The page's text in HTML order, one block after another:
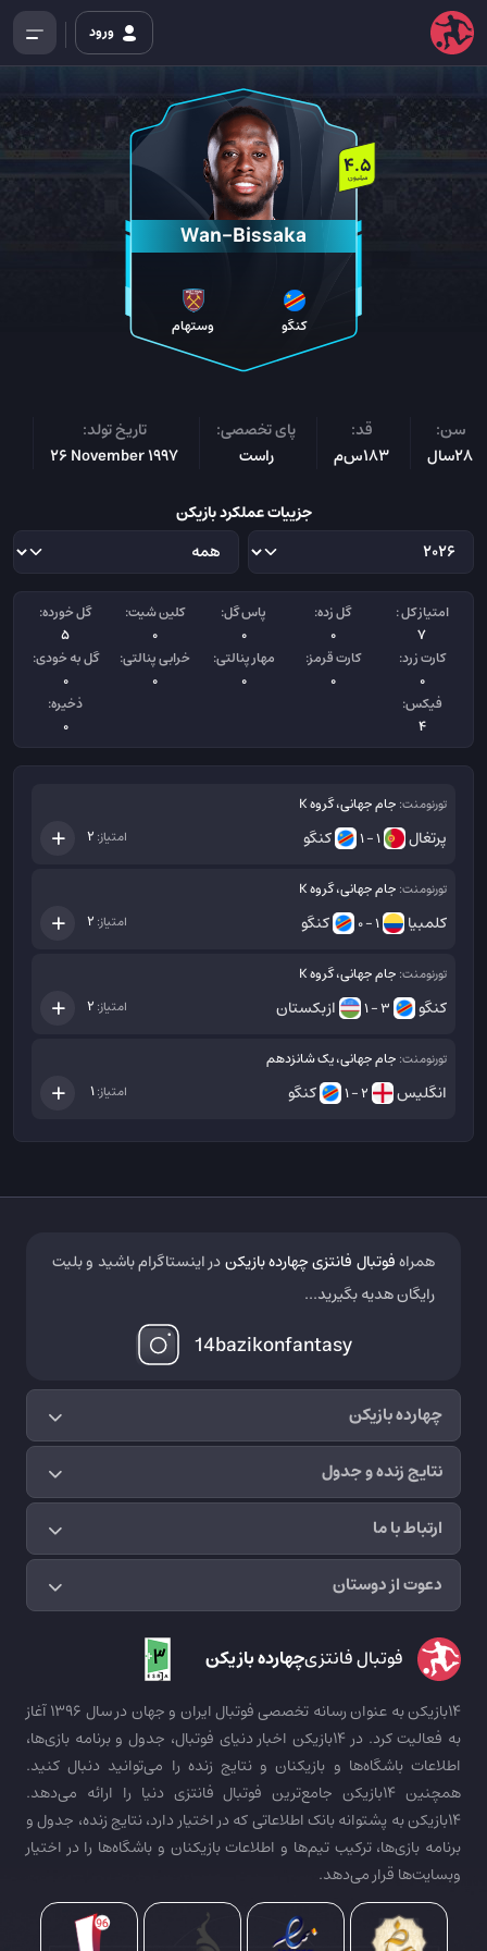
ورود
Wan-Bissaka
4.5
میلیون
کنگو وستهام
سن:
28سال
قد:
183س‌م
پای تخصصی:
راست
تاریخ تولد:
26 November 1997
جزییات عملکرد بازیکن
امتیاز کل :
7
گل زده:
0
پاس گل:
0
کلین شیت:
0
گل خورده:
5
کارت زرد:
0
کارت قرمز:
0
مهار پنالتی:
0
خرابی پنالتی:
0
گل به خودی:
0
فیکس:
4
ذخیره:
0
تورنومنت: جام جهانی، گروه K
پرتغال 1 - 1 کنگو امتیاز: 2
تورنومنت: جام جهانی، گروه K
کلمبیا 1 - 0 کنگو امتیاز: 2
تورنومنت: جام جهانی، گروه K
کنگو 3 - 1 ازبکستان امتیاز: 2
تورنومنت: جام جهانی، یک شانزدهم
انگلیس 2 - 1 کنگو امتیاز:1
چهارده بازیکن
نتایج زنده و جدول
ارتباط با ما
دعوت از دوستان
همراهفوتبال فانتزی چهارده بازیکندر اینستاگرام باشید و بلیت
رایگان هدیه بگیرید...
14bazikonfantasy
فوتبال فانتزیچهارده بازیکن
14بازیکن به عنوان رسانه تخصصی فوتبال ایران و جهان در سال 1396 آغاز
به فعالیت کرد. در 14بازیکن اخبار دنیای فوتبال، جدول و برنامه بازی‌ها،
اطلاعات باشگاه‌ها و بازیکنان و نتایج زنده را می‌توانید دنبال کنید.
همچنین 14بازیکن جامع‌ترین فوتبال فانتزی دنیا را ارائه می‌دهد.
14بازیکن به پشتوانه بانک اطلاعاتی که در اختیار دارد، نتایج زنده، جدول و
برنامه بازی‌ها، ترکیب تیم‌ها و اطلاعات بازیکنان و باشگاه‌ها را در اختیار
وبسایت‌ها قرار می‌دهد.